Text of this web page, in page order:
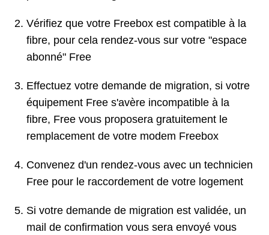
Vérifiez que votre Freebox est compatible à la
fibre, pour cela rendez-vous sur votre "espace
abonné" Free
Effectuez votre demande de migration, si votre
équipement Free s'avère incompatible à la
fibre, Free vous proposera gratuitement le
remplacement de votre modem Freebox
Convenez d'un rendez-vous avec un technicien
Free pour le raccordement de votre logement
Si votre demande de migration est validée, un
mail de confirmation vous sera envoyé vous